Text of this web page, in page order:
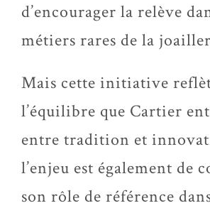
d’encourager la relève
métiers rares de la
Mais cette initiative
l’équilibre que Cartier
entre tradition et
l’enjeu est également de
son rôle de référence